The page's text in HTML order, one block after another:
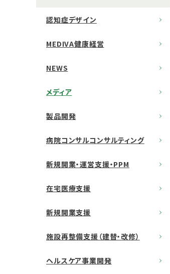
認知症デザイン
MEDIVA健康経営
NEWS
メディア
製品開発
病院コンサルコンサルティング
新規開業・運営支援・PPM
在宅医療支援
新規開業支援
施設再整備支援（建替・改修）
ヘルスケア事業開発